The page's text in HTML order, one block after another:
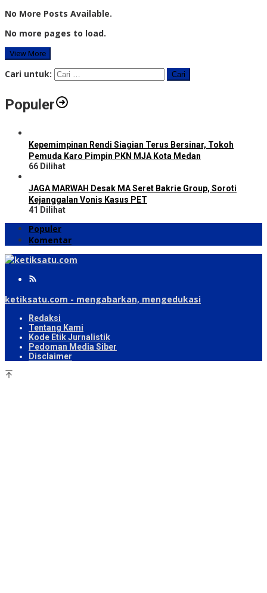
No More Posts Available.
No more pages to load.
View More
Cari untuk:
Populer
Kepemimpinan Rendi Siagian Terus Bersinar, Tokoh
Pemuda Karo Pimpin PKN MJA Kota Medan
66 Dilihat
JAGA MARWAH Desak MA Seret Bakrie Group, Soroti
Kejanggalan Vonis Kasus PET
41 Dilihat
Populer
Komentar
ketiksatu.com - mengabarkan, mengedukasi
Redaksi
Tentang Kami
Kode Etik Jurnalistik
Pedoman Media Siber
Disclaimer